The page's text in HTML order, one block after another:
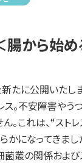
腸から始
たに公開いたし
。不安障害やう
。これは、“ス
になってきまし
叢の関係およ